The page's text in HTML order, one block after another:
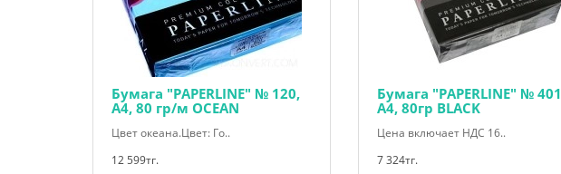
Бумага "PAPERLINE" № 120,
А4, 80 гр/м OCEAN
Цвет океана.Цвет: Го..
12 599тг.
Бумага "PAPERLINE" № 401
А4, 80гр BLACK
Цена включает НДС 16..
7 324тг.